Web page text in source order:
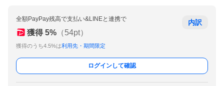
全額PayPay残高で支払い&LINEと連携で
獲得 5% （54pt）
獲得のうち4.5%は利用先・期間限定
内訳
ログインして確認